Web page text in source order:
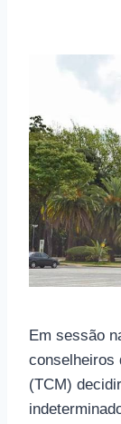
Em sessão
conselheiros
(TCM)